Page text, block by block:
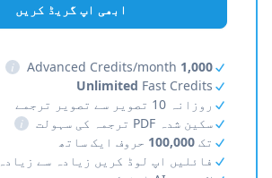
ابھی اپ گریڈ کریں
1,000
i
Unlimited Fast Credits
روزانہ 10 تصویر سے تصویر ترجمے
سکین شدہ PDF ترجمہ کی سہولت
i
تک 100,000 حروف ایک ساتھ
فائلیں اپ لوڈ کریں زیادہ سے زیادہ